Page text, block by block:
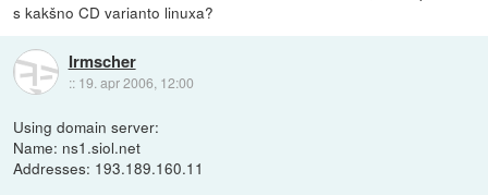
s kakšno CD varianto linuxa?
Irmscher
:: 19. apr 2006, 12:00
Using domain server:
Name: ns1.siol.net
Addresses: 193.189.160.11